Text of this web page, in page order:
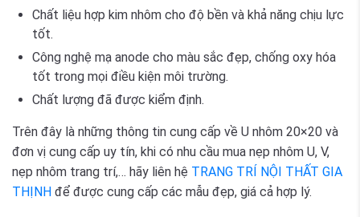
Chất liệu hợp kim nhôm cho độ bền và khả năng chịu lực
tốt.
Công nghệ mạ anode cho màu sắc đẹp, chống oxy hóa
tốt trong mọi điều kiện môi trường.
Chất lượng đã được kiểm định.
Trên đây là những thông tin cung cấp về U nhôm 20×20 và
đơn vị cung cấp uy tín, khi có nhu cầu mua nẹp nhôm U, V,
nẹp nhôm trang trí,… hãy liên hệ TRANG TRÍ NỘI THẤT GIA
THỊNH để được cung cấp các mẫu đẹp, giá cả hợp lý.